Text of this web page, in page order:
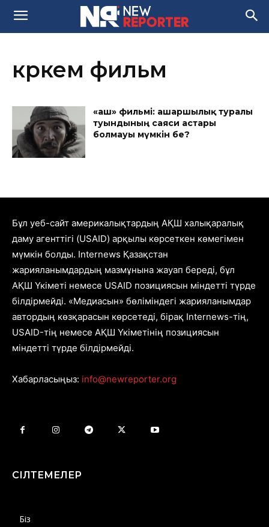
көркем фильм
«Қаш» фильмі: ашаршылық туралы
туындының саяси астары
болмауы мүмкін бе?
Бұл уеб-сайт америкалықтардың АҚШ халықаралық
даму агенттігі (USAID) арқылы көрсеткен көмегімен
мүмкін болды. Internews Қазақстан
жарияланымдардың мазмұнына жауап береді, бұл
АҚШ Үкіметі немесе USAID позициясын міндетті түрде
білдірмейді. «Медиасын» бөліміндегі жарияланымдар
автордың көзқарасын көрсетеді, бірақ Internews-тің,
USAID-тің немесе АҚШ Үкіметінің позициясын
міндетті түрде білдірмейді.
Хабарласыңыз: info@newreporter.org
СІЛТЕМЕЛЕР
Біз